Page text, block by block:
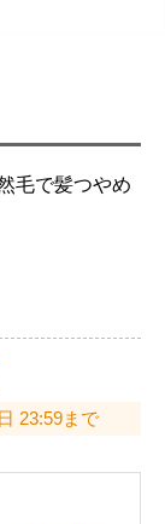
毛で髪つやめ
23:59まで